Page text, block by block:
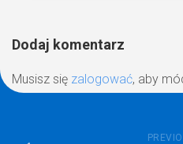
Dodaj komentarz
Musisz się zalogować, aby